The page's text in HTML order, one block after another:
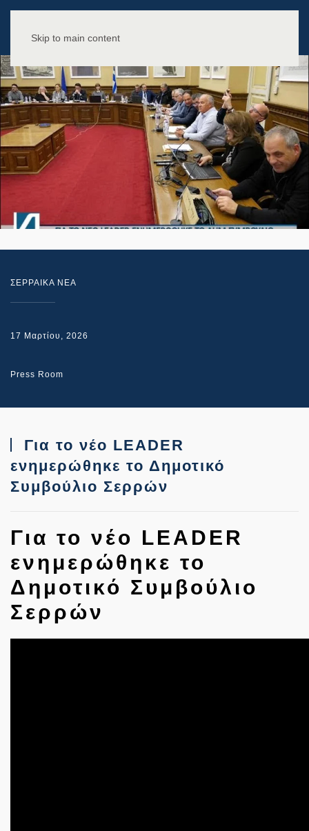
Skip to main content
ΣΕΡΡΑΙΚΑ ΝΕΑ
17 Μαρτίου, 2026
Press Room
Για το νέο LEADER
ενημερώθηκε το Δημοτικό
Συμβούλιο Σερρών
Για το νέο LEADER
ενημερώθηκε το
Δημοτικό Συμβούλιο
Σερρών